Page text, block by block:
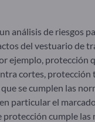
análisis de riesgos
del vestuario de
ejemplo, protección
cortes, protección
se cumplen las
particular el
protección cumple las